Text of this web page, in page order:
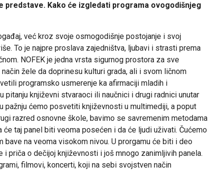
predstave. Kako će izgledati programa ovogodišnjeg
već kroz svoje osmogodišnje postojanje i svoj
To je najpre proslava zajedništva, ljubavi i strasti prema
NOFEK je jedna vrsta sigurnog prostora za sve
žele da doprinesu kulturi grada, ali i svom ličnom
programsko usmerenje ka afirmaciji mladih i
pitanju književni stvaraoci ili naučnici i drugi radnici unutar
pažnju ćemo posvetiti književnosti u multimediji, a poput
razred osnovne škole, bavimo se savremenim metodama
taj panel biti veoma posećen i da će ljudi uživati. Čućemo
na veoma visokom nivou. U prorgamu će biti i deo
priča o dečijoj književnosti i još mnogo zanimljivih panela.
filmovi, koncerti, koji na sebi svojstven način